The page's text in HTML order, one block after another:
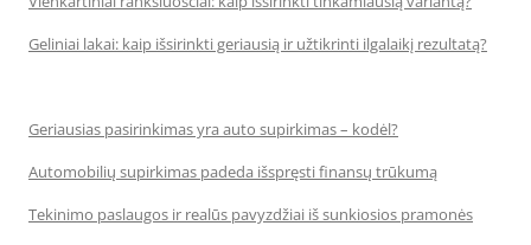
Geliniai lakai: kaip išsirinkti geriausią ir užtikrinti ilgalaikį rezultatą?
Geriausias pasirinkimas yra auto supirkimas – kodėl?
Automobilių supirkimas padeda išspręsti finansų trūkumą
Tekinimo paslaugos ir realūs pavyzdžiai iš sunkiosios pramonės